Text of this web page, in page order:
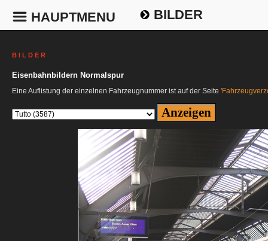
HAUPTMENU BILDER
B I L D E R
Eisenbahnbildern Normalspur
Eine Auflistung der einzelnen Fahrzeugnummer ist auf der Seite